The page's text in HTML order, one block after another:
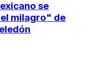
se
milagro" de